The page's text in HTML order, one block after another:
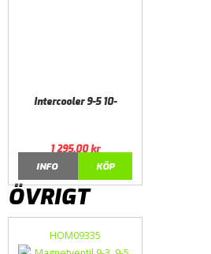
Intercooler 9-5 10-
1 295,00kr
INFO
KÖP
ÖVRIGT
HOM09335